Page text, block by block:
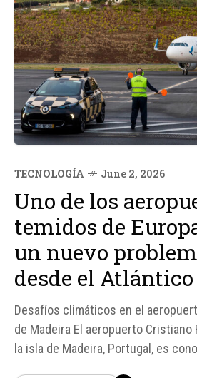
TECNOLOGÍA June 2, 2026
Uno de los
temidos de
un nuevo
desde el Atlántico
Desafíos climáticos en el
de Madeira El aeropuerto Cristiano
la isla de Madeira, Portugal, es